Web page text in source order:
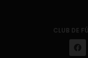
CLUB DE